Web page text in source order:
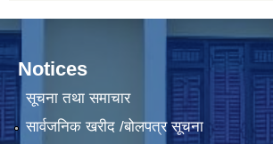
Notices
सूचना तथा समाचार
सार्वजनिक खरीद /बोलपत्र सूचना